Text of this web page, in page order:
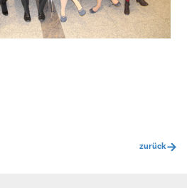
zurück